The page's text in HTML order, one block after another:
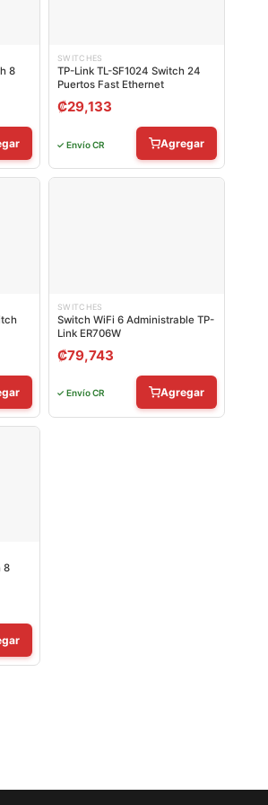
8
SWITCHES
TP-Link TL-SF1024 Switch 24
Puertos Fast Ethernet
₡29,133
✓ Envío CR Agregar
SWITCHES
Switch WiFi 6 Administrable TP-
Link ER706W
₡79,743
✓ Envío CR Agregar
8